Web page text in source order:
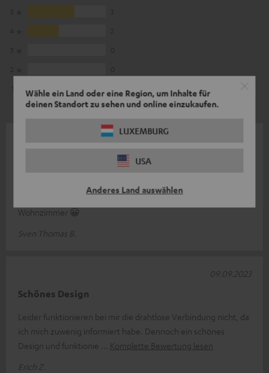
Wähle ein Land oder eine Region, um Inhalte für
deinen Standort zu sehen und online einzukaufen.
LUXEMBURG
USA
Anderes Land auswählen
0
Soundbar. Jetzt ist bei starwars auch richtig Krieg im
Wohnzimmer 😀
Sven Thomas B.
Schönes Design
Leider funktionieren bei mir die drahtlose Verbindung nicht, da
ich mich zuwenig informiert habe. Dennoch ein schönes
Design und funktionie
Komplette Bewertung lesen
Erich Z.
09.09.2023